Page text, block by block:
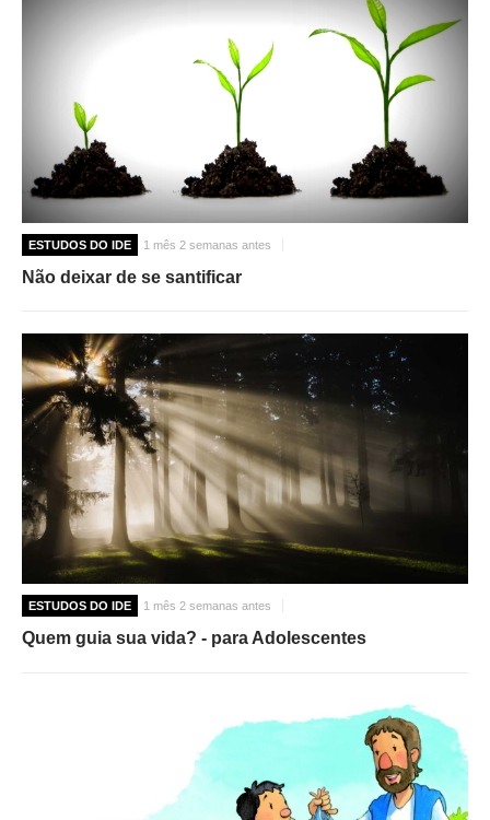
ESTUDOS DO IDE 1 mês 2 semanas antes
Não deixar de se santificar
ESTUDOS DO IDE 1 mês 2 semanas antes
Quem guia sua vida? - para Adolescentes